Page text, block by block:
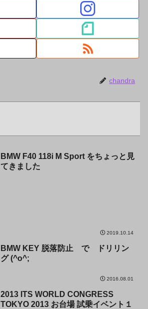
chandra
BMW F40 118i M Sport をちょっと見
てきました
2019.10.14
BMW KEY 脱落防止 で ドリリン
グ (^o^;
2016.08.01
2013 ITS WORLD CONGRESS
TOKYO 2013 お台場 試乗イベント１